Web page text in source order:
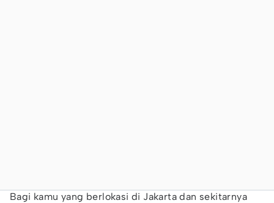
Bagi kamu yang berlokasi di Jakarta dan sekitarnya